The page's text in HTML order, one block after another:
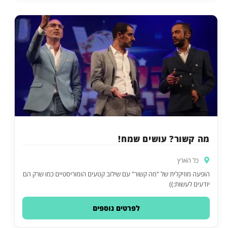
מה קשור? עושים שמח!
כל הארץ
הופעה מוזיקלית של "מה קשור" עם שילוב קטעים הומוריסטיים כמו שרק הם
יודעים לעשות:))
לפרטים נוספים